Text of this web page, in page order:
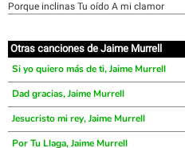
Porque inclinas Tu oído A mi clamor
Otras canciones de Jaime Murrell
Si yo quiero más de ti, Jaime Murrell
Dad gracias, Jaime Murrell
Jesucristo mi rey, Jaime Murrell
Por Tu Llaga, Jaime Murrell